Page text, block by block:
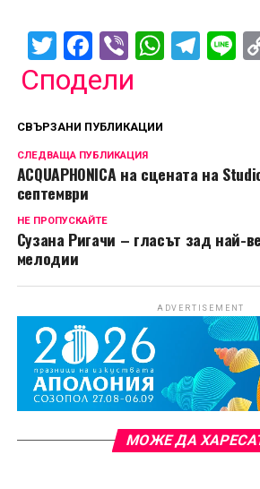
Twitter
Facebook
Viber
Сподели
СВЪРЗАНИ ПУБЛИКАЦИИ
СЛЕДВАЩА ПУБЛИКАЦИЯ
ACQUAPHONICA на сцената на
септември
НЕ ПРОПУСКАЙТЕ
Сузана Ригачи – гласът зад най-
мелодии
ADVERTISEMENT
МОЖЕ ДА